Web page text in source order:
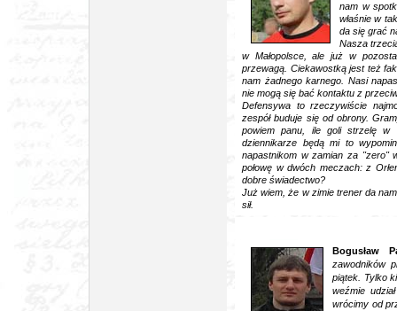
nam w
właśnie w
da się grać
Nasza
w Małopolsce, ale już w
przewagą. Ciekawostką jest też
nam żadnego karnego. Nasi
nie mogą się bać kontaktu z
Defensywa to rzeczywiście
zespół buduje się od obrony.
powiem panu, ile goli strzelę w
dziennikarze będą mi to
napastnikom w zamian za "zero"
połowę w dwóch meczach: z
dobre świadectwo?
Już wiem, że w zimie trener da
sił.
Bogusław
zawodników
piątek. Tylko
weźmie
wrócimy od